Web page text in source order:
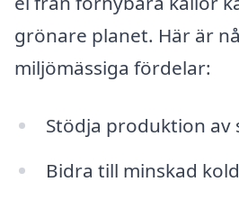
grönare planet. Här är
miljömässiga fördelar:
Stödja produktion av
Bidra till minskad